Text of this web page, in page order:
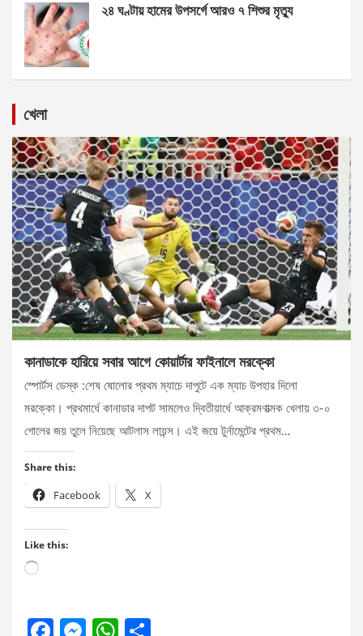
২৪ ঘণ্টায় হামের উপসর্গে আরও ৭ শিশুর মৃত্যু
খেলা
কানাডাকে হারিয়ে সবার আগে কোয়ার্টার ফাইনালে মরক্কো
স্পোর্টস ডেস্ক :শেষ ষোলোর প্রথম ম্যাচে দাপুটে এক ম্যাচ উপহার দিলো
মরক্কো। প্রথমার্ধে কানাডার দাপট সামলেও দ্বিতীয়ার্ধে আক্রমণাত্মক খেলায় ৩-০
গোলের জয় তুলে নিয়েছে আটলাস লায়ন্স। এই জয়ে টুর্নামেন্টের প্রথম…
Share this:
Facebook X
Like this:
Loading…